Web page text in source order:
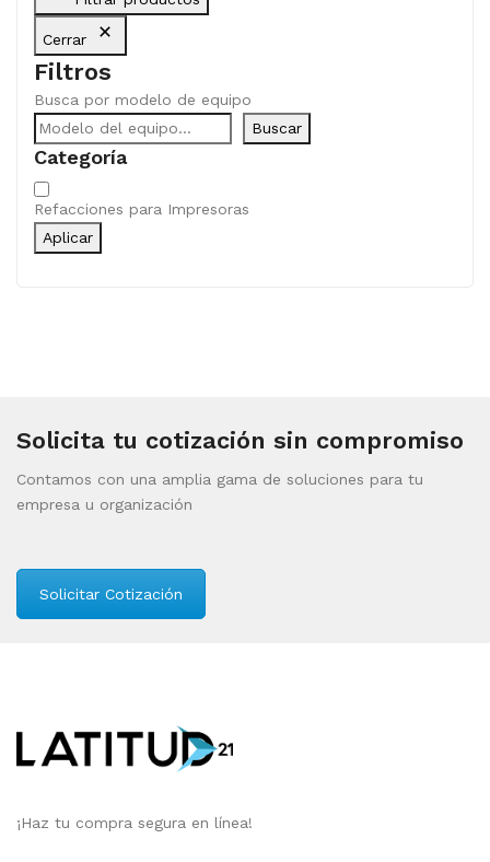
Cerrar
Filtros
Busca por modelo de equipo
Buscar
Categoría
Categoría
Refacciones para Impresoras
Aplicar
Solicita tu cotización sin compromiso
Contamos con una amplia gama de soluciones para tu
empresa u organización
Solicitar Cotización
¡Haz tu compra segura en línea!